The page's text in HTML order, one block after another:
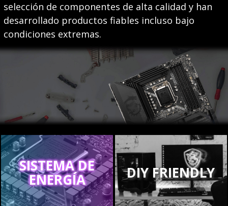
selección de componentes de alta calidad y han
desarrollado productos fiables incluso bajo
condiciones extremas.
SISTEMA DE
ENERGÍA DIY FRIENDLY